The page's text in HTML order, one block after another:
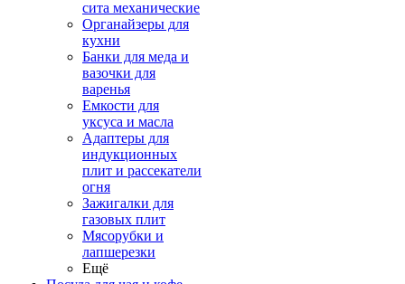
сита механические
Органайзеры для
кухни
Банки для меда и
вазочки для
варенья
Емкости для
уксуса и масла
Адаптеры для
индукционных
плит и рассекатели
огня
Зажигалки для
газовых плит
Мясорубки и
лапшерезки
Ещё